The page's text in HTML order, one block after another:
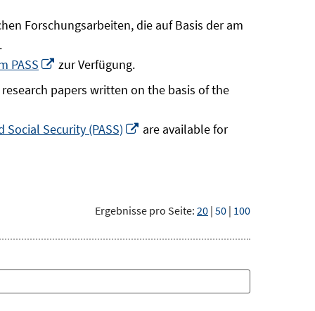
Forschungsarbeiten, die auf Basis der am
.
PASS
In
öffnen
zur Verfügung.
papers written on the basis of the
Security (PASS)
In
are available for
Ergebnisse pro Seite: 20 | 50 | 100